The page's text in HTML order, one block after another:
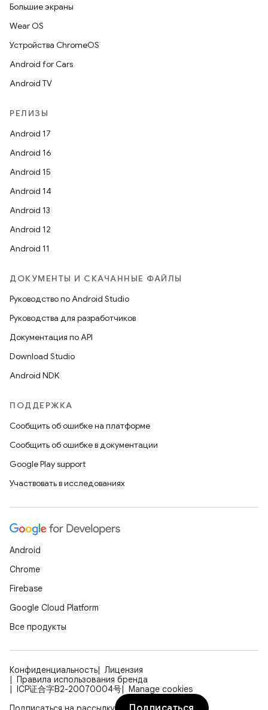
Большие экраны
Wear OS
Устройства ChromeOS
Android for Cars
Android TV
РЕЛИЗЫ
Android 17
Android 16
Android 15
Android 14
Android 13
Android 12
Android 11
ДОКУМЕНТЫ И СКАЧАННЫЕ ФАЙЛЫ
Руководство по Android Studio
Руководства для разработчиков
Документация по API
Download Studio
Android NDK
ПОДДЕРЖКА
Сообщить об ошибке на платформе
Сообщить об ошибке в документации
Google Play support
Участвовать в исследованиях
Android
Chrome
Firebase
Google Cloud Platform
Все продукты
Конфиденциальность
Лицензия
Правила использования бренда
ICP证合字B2-20070004号
Manage cookies